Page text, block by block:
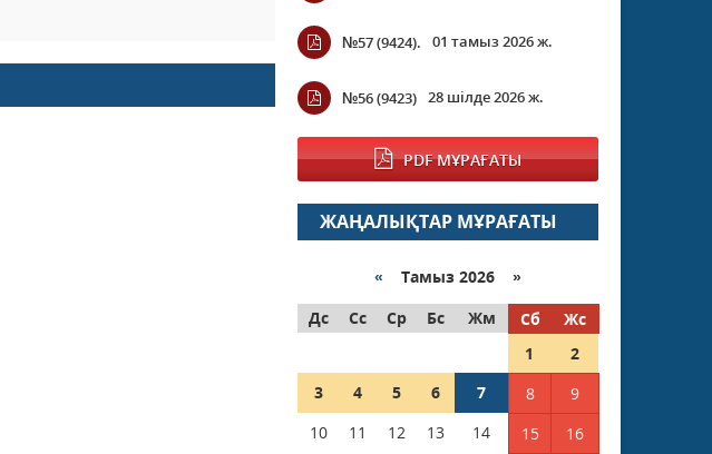
№57 (9424). 01 тамыз 2026 ж.
№56 (9423) 28 шілде 2026 ж.
PDF МҰРАҒАТЫ
ЖАҢАЛЫҚТАР МҰРАҒАТЫ
« Тамыз 2026 »
Дс
Сс Ср Бс Жм Сб
Жс
1
2
3
4 5 6 7 8
9
10
11 12 13 14 15 16